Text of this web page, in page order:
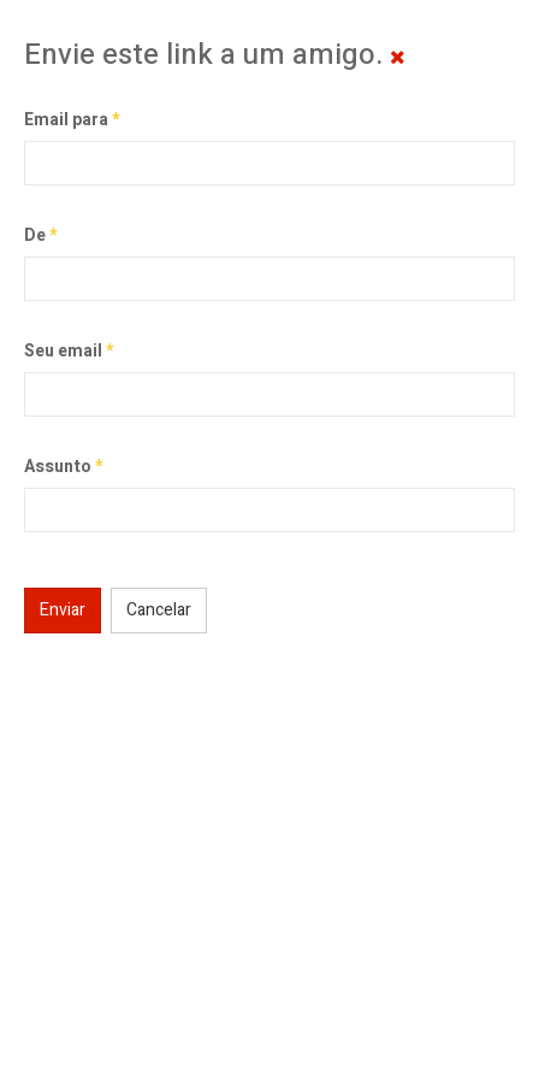
Envie este link a um amigo.
Email para*
De*
Seu email*
Assunto*
Enviar Cancelar